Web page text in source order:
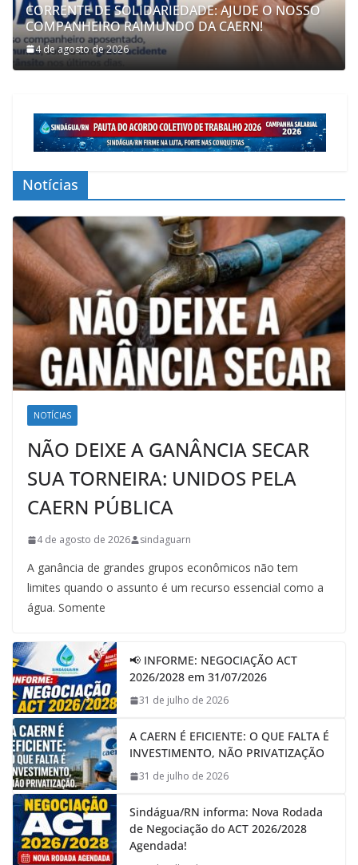
CORRENTE DE SOLIDARIEDADE: AJUDE O NOSSO
COMPANHEIRO RAIMUNDO DA CAERN!
4 de agosto de 2026
Notícias
NOTÍCIAS
NÃO DEIXE A GANÂNCIA SECAR
SUA TORNEIRA: UNIDOS PELA
CAERN PÚBLICA
4 de agosto de 2026 sindaguarn
A ganância de grandes grupos econômicos não tem
limites quando o assunto é um recurso essencial como a
água. Somente
📢 INFORME: NEGOCIAÇÃO ACT
2026/2028 em 31/07/2026
31 de julho de 2026
A CAERN É EFICIENTE: O QUE FALTA É
INVESTIMENTO, NÃO PRIVATIZAÇÃO
31 de julho de 2026
Sindágua/RN informa: Nova Rodada
de Negociação do ACT 2026/2028
Agendada!